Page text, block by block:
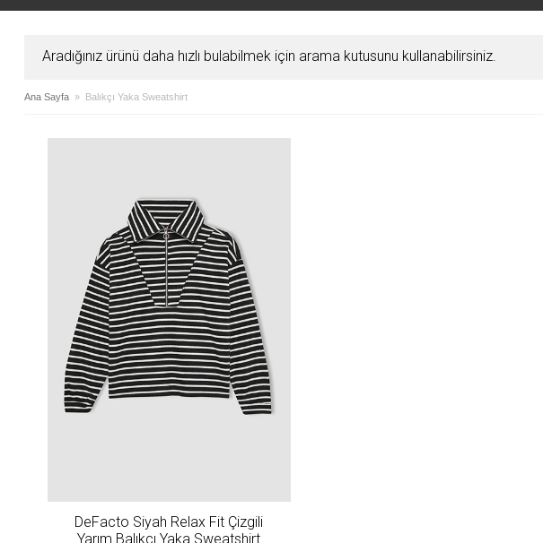
Aradığınız ürünü daha hızlı bulabilmek için arama kutusunu kullanabilirsiniz.
Ana Sayfa» Balıkçı Yaka Sweatshirt
DeFacto Siyah Relax Fit Çizgili
Yarım Balıkçı Yaka Sweatshirt